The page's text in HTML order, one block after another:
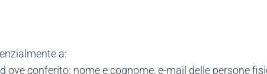
a:
ove conferito: nome e cognome, e-mail delle persone